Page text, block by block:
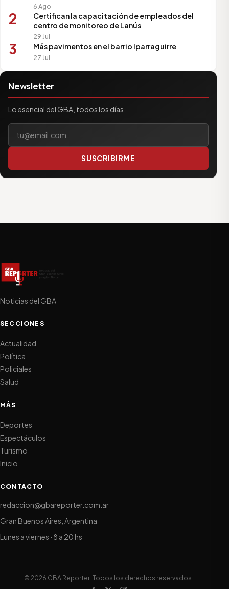
6 Ago
2
Certifican la capacitación de empleados del
centro de monitoreo de Lanús
29 Jul
3 Más pavimentos en el barrio Iparraguirre
27 Jul
Newsletter
Lo esencial del GBA, todos los días.
SUSCRIBIRME
Noticias del GBA
SECCIONES
Actualidad
Política
Policiales
Salud
MÁS
Deportes
Espectáculos
Turismo
Inicio
CONTACTO
redaccion@gbareporter.com.ar
Gran Buenos Aires, Argentina
Lunes a viernes · 8 a 20 hs
© 2026 GBA Reporter. Todos los derechos reservados.